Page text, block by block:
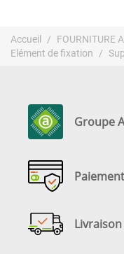
Accueil FOURNITURE
Elément de fixation
Groupe